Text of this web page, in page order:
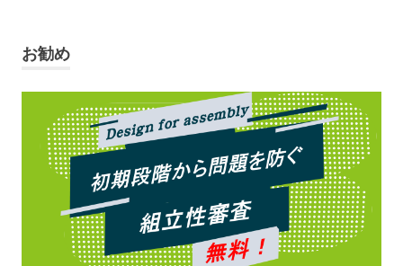
お勧め